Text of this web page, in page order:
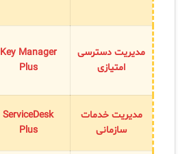
مدیریت دسترسی
امتیازی
Key Manager
Plus
مدیریت خدمات
سازمانی
ServiceDesk
Plus